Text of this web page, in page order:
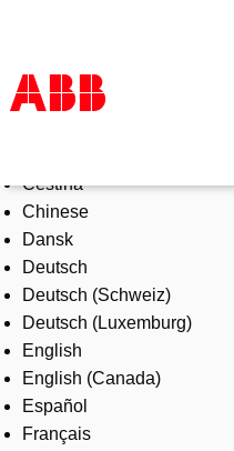
Products & Solutions
Industries
Services
About us
Where to buy
Contact us
Careers
Čeština
Chinese
Dansk
Deutsch
Deutsch (Schweiz)
Deutsch (Luxemburg)
English
English (Canada)
Español
Français